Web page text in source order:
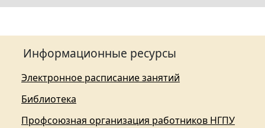
Информационные ресурсы
Электронное расписание занятий
Библиотека
Профсоюзная организация работников НГПУ